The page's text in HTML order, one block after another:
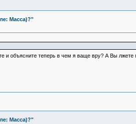
Масса)?"
объясните теперь в чем я ваще вру? А Вы лжете
Масса)?"